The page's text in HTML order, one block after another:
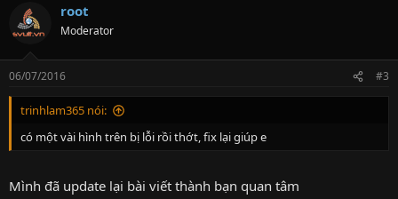
root
Moderator
06/07/2016 #3
trinhlam365 nói:
có một vài hình trên bị lỗi rồi thớt, fix lại giúp e
Mình đã update lại bài viết thành bạn quan tâm